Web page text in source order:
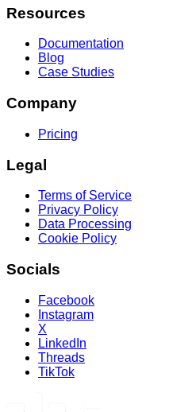
Resources
Documentation
Blog
Case Studies
Company
Pricing
Legal
Terms of Service
Privacy Policy
Data Processing
Cookie Policy
Socials
Facebook
Instagram
X
LinkedIn
Threads
TikTok